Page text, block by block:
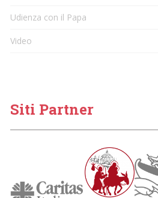
Udienza con il Papa
Video
Siti Partner